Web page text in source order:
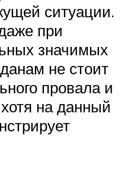
ситуации.
при
значимых
не стоит
провала и
на данный